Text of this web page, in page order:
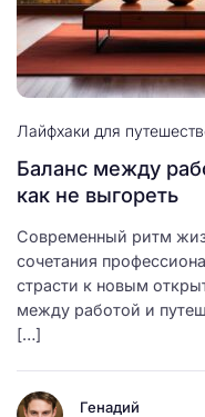
Лайфхаки для
Баланс между
как не выгореть
Современный ритм
сочетания
страсти к новым
между работой и
[…]
Генадий